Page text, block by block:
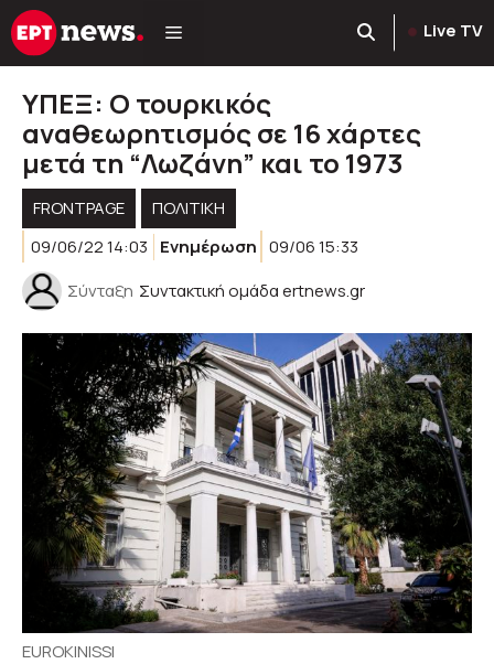
Μετάβαση
σε
Live TV
ΥΠΕΞ: Ο τουρκικός
αναθεωρητισμός σε 16 χάρτες
μετά τη “Λωζάνη” και το 1973
FRONTPAGE
ΠΟΛΙΤΙΚΉ
09/06/22 14:03
Ενημέρωση 09/06 15:33
Σύνταξη Συντακτική ομάδα ertnews.gr
EUROKINISSI